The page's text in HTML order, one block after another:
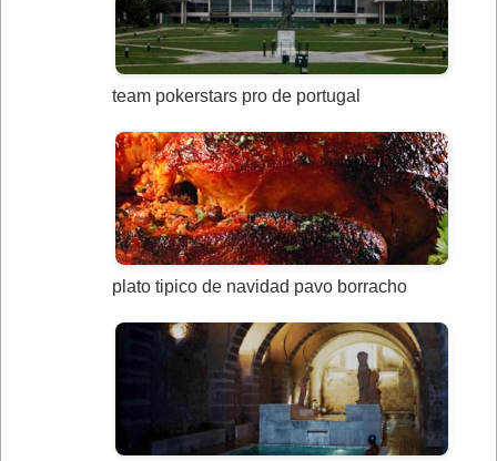
team pokerstars pro de portugal
plato tipico de navidad pavo borracho